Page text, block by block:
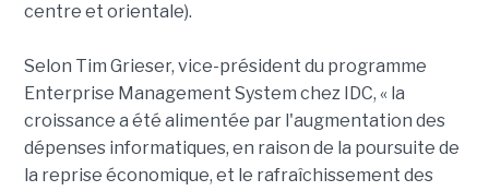
centre et orientale).
Selon Tim Grieser, vice-président du programme
Enterprise Management System chez IDC, « la
croissance a été alimentée par l'augmentation des
dépenses informatiques, en raison de la poursuite de
la reprise économique, et le rafraîchissement des